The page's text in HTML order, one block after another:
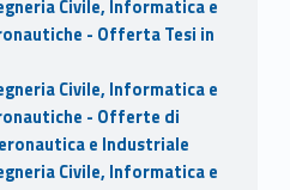
Civile, Informatica e
- Offerta Tesi in
Civile, Informatica e
- Offerte di
e Industriale
Civile, Informatica e